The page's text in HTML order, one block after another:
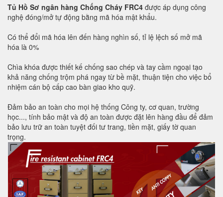
Tủ Hồ Sơ ngân hàng Chống Cháy FRC4 được áp dụng công
nghệ đóng/mở tự động bằng mã hóa mật khẩu.
Có thể đổi mã hóa lên đến hàng nghìn số, tỉ lệ lệch số mở mã
hóa là 0%
Chìa khóa được thiết kế chống sao chép và tay cầm ngoại tạo
khả năng chống trộm phá ngay từ bề mặt, thuận tiện cho việc bổ
nhiệm cán bộ cấp cao bàn giao kho quỹ.
Đảm bảo an toàn cho mọi hệ thống Công ty, cơ quan, trường
học..., tính bảo mật và độ an toàn được đặt lên hàng đầu để đảm
bảo lưu trữ an toàn tuyệt đối tư trang, tiền mặt, giấy tờ quan
trọng.